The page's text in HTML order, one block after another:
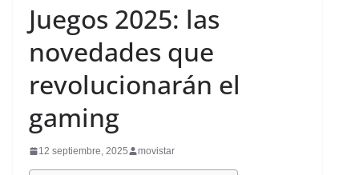
Juegos 2025: las
novedades que
revolucionarán el
gaming
12 septiembre, 2025 movistar